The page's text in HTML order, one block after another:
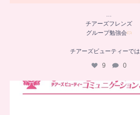
…
チアーズフレンズ
グループ勉強会
チアーズビューティーでは
9 0
..